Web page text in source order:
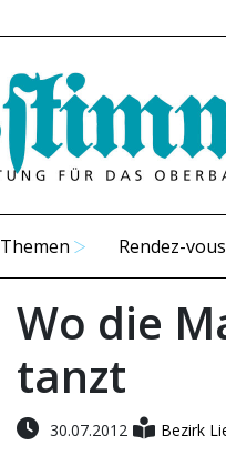
Themen Rendez-vous
Wo die
tanzt
30.07.2012 Bezirk